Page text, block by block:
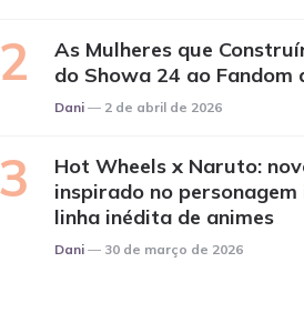
As Mulheres que
do Showa 24 ao Fandom
Posted
Dani 2 de abril de 2026
Hot Wheels x Naruto:
inspirado no
linha inédita de animes
Posted
Dani 30 de março de 2026